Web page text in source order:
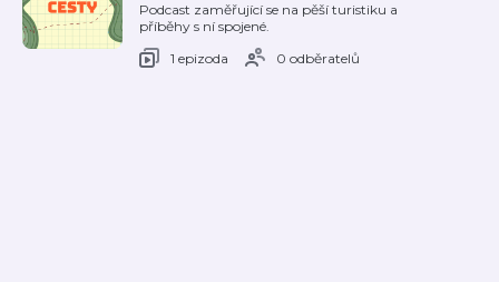
Podcast zaměřující se na pěší turistiku a
příběhy s ní spojené.
1 epizoda
0 odběratelů